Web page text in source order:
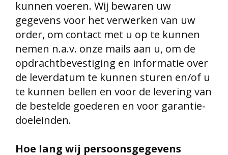
kunnen voeren. Wij bewaren uw
gegevens voor het verwerken van uw
order, om contact met u op te kunnen
nemen n.a.v. onze mails aan u, om de
opdrachtbevestiging en informatie over
de leverdatum te kunnen sturen en/of u
te kunnen bellen en voor de levering van
de bestelde goederen en voor garantie-
doeleinden.
Hoe lang wij persoonsgegevens